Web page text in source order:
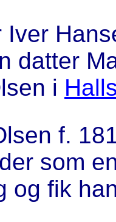
Iver
datter
i
f.
som
og fik